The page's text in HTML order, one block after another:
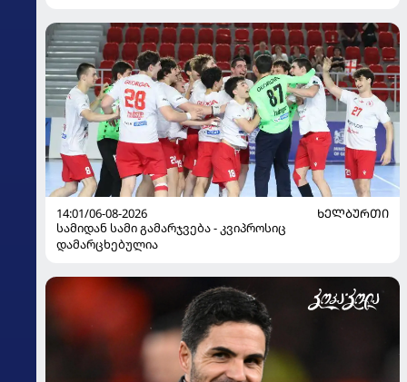
14:01/06-08-2026
ᲮᲔᲚᲑᲣᲠᲗᲘ
სამიდან სამი გამარჯვება - კვიპროსიც
დამარცხებულია